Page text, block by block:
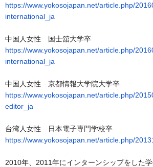
https://www.yokosojapan.net/article.php/
international_ja
中国人女性 国士舘大学卒
https://www.yokosojapan.net/article.php/
international_ja
中国人女性 京都情報大学院大学卒
https://www.yokosojapan.net/article.php/
editor_ja
台湾人女性 日本電子専門学校卒
https://www.yokosojapan.net/article.php/
2010年、 2011年にインターンシップをした